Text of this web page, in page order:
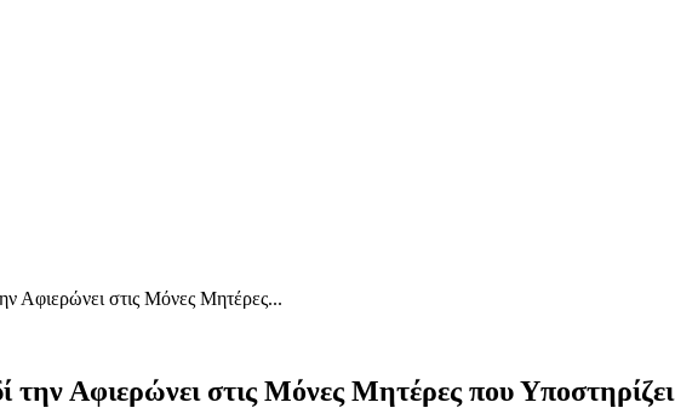
Αφιερώνει στις Μόνες Μητέρες...
Αφιερώνει στις Μόνες Μητέρες που Υποστηρίζει